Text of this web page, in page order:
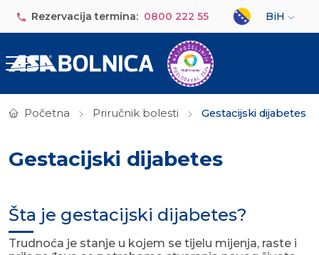
Rezervacija termina: 0800 222 55
Select your
BiH
Početna Priručnik bolesti Gestacijski dijabetes
Gestacijski dijabetes
Šta je gestacijski dijabetes?
Trudnoća je stanje u kojem se tijelu mijenja, raste i